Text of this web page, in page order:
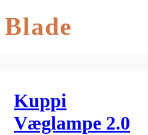
Kuppi
Væglampe 2.0